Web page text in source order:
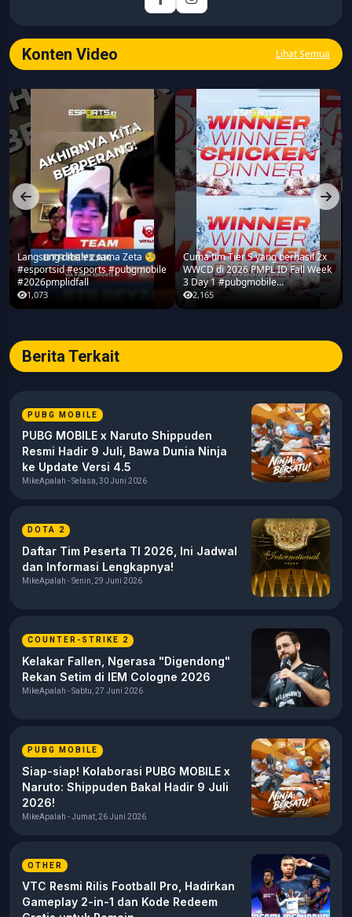
informatif, mendalam, dan mudah dipahami, khususnya
Konten Video Lihat Semua
Langsung dibales sama Zeta 🧐
#esportsid #esports #pubgmobile
#2026pmplidfall
1,073
Cuma tim Tier S yang berhasil 2x
WWCD di 2026 PMPL ID Fall Week
3 Day 1 #pubgmobile
#2026pmplidfall
2,165
Berita Terkait
PUBG MOBILE
PUBG MOBILE x Naruto Shippuden
Resmi Hadir 9 Juli, Bawa Dunia Ninja
ke Update Versi 4.5
MikeApalah - Selasa, 30 Juni 2026
DOTA 2
Daftar Tim Peserta TI 2026, Ini Jadwal
dan Informasi Lengkapnya!
MikeApalah - Senin, 29 Juni 2026
COUNTER-STRIKE 2
Kelakar Fallen, Ngerasa "Digendong"
Rekan Setim di IEM Cologne 2026
MikeApalah - Sabtu, 27 Juni 2026
PUBG MOBILE
Siap-siap! Kolaborasi PUBG MOBILE x
Naruto: Shippuden Bakal Hadir 9 Juli
2026!
MikeApalah - Jumat, 26 Juni 2026
OTHER
VTC Resmi Rilis Football Pro, Hadirkan
Gameplay 2-in-1 dan Kode Redeem